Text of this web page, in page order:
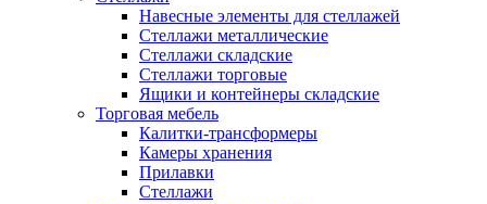
Навесные элементы для стеллажей
Стеллажи металлические
Стеллажи складские
Стеллажи торговые
Ящики и контейнеры складские
Торговая мебель
Калитки-трансформеры
Камеры хранения
Прилавки
Стеллажи